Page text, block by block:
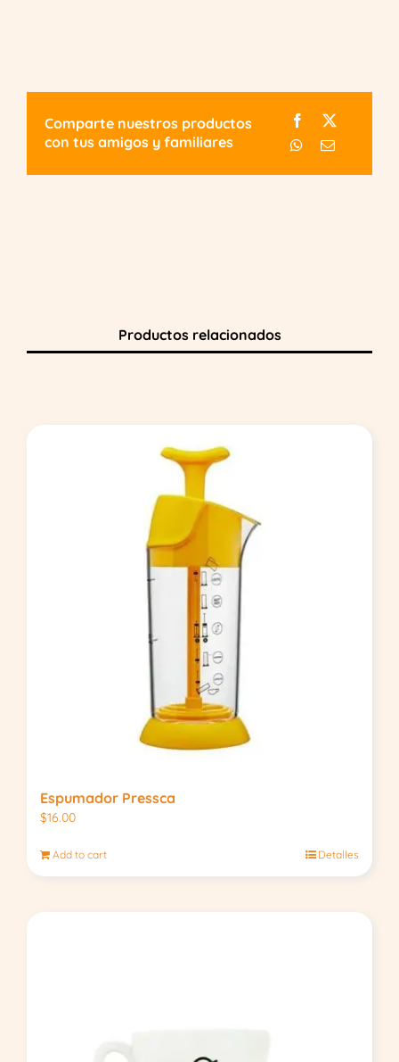
Comparte nuestros productos
con tus amigos y familiares
Productos relacionados
Espumador Pressca
$16.00
Add to cart Detalles